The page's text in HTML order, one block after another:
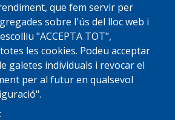
al circuit de Catalunya
que fem servir per
sobre l'ús del lloc web i
"ACCEPTA TOT",
les cookies. Podeu acceptar
galetes individuals i revocar el
per al futur en qualsevol
0